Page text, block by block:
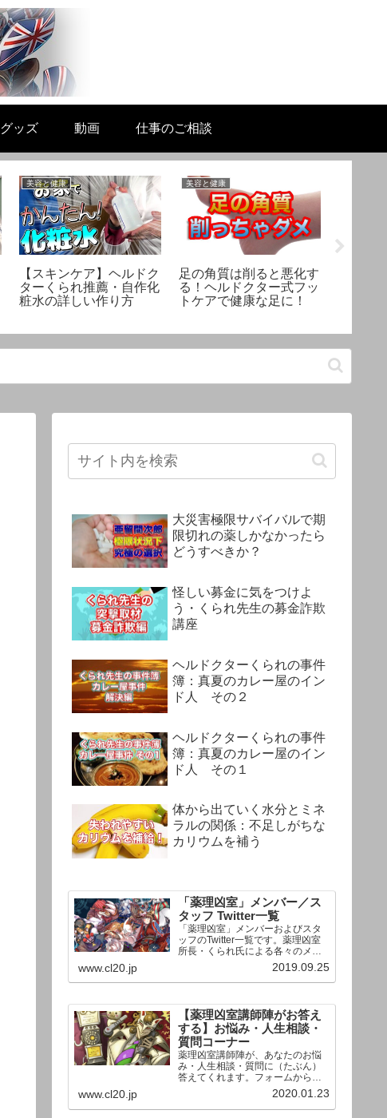
グッズ 動画 仕事のご相談
美容と健康
【スキンケア】ヘルドク
ターくられ推薦・自作化
粧水の詳しい作り方
美容と健康
足の角質は削ると悪化す
る！ヘルドクター式フッ
トケアで健康な足に！
大災害極限サバイバルで期
限切れの薬しかなかったら
どうすべきか？
怪しい募金に気をつけよ
う・くられ先生の募金詐欺
講座
ヘルドクターくられの事件
簿：真夏のカレー屋のイン
ド人 その２
ヘルドクターくられの事件
簿：真夏のカレー屋のイン
ド人 その１
体から出ていく水分とミネ
ラルの関係：不足しがちな
カリウムを補う
「薬理凶室」メンバー／ス
タッフ Twitter一覧
「薬理凶室」メンバーおよびスタ
ッフのTwitter一覧です。薬理凶室
所長・くられ氏による各々のメン
バーの一言紹介付き。Twitterへの
リンクの下にあるフォローボタン
を押すとそのままフォローできま
www.cl20.jp 2019.09.25
【薬理凶室講師陣がお答え
する】お悩み・人生相談・
質問コーナー
薬理凶室講師陣が、あなたのお悩
み・人生相談・質問に（たぶん）
答えてくれます。フォームからお
送りいただいた相談は、順次、動
画として公開される予定（時期未
定）！ どうぞお気軽にご質問く
www.cl20.jp 2020.01.23